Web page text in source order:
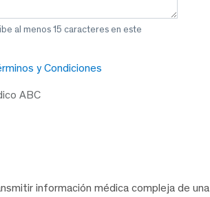
al menos 15 caracteres en este
y Condiciones
ABC
información médica compleja de una